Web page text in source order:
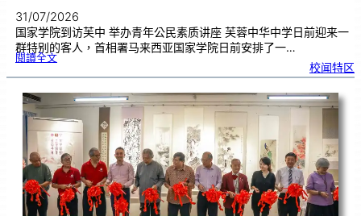
31/07/2026
国家学院到访芙中 举办青年公民素质讲座 芙蓉中华中学日前迎来一
群特别的客人，首相署马来西亚国家学院日前安排了一…
閱讀全文:努
国
学
院
到
访
中
分
享
青
年
领
袖
素
质
讲
座
校闻特区